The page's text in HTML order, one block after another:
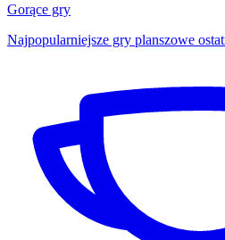
Gorące gry
Najpopularniejsze gry planszowe